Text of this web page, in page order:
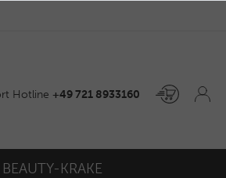
Hotline +49 721 8933160
BEAUTY-KRAKE